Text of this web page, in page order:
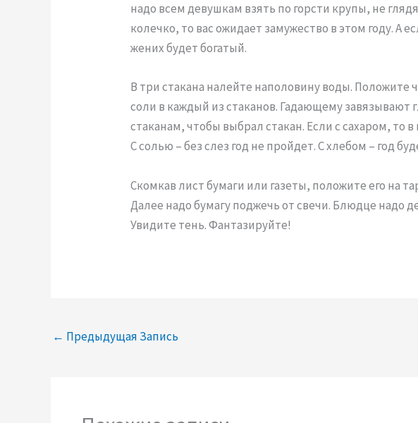
надо всем девушкам взять по горсти крупы, не
колечко, то вас ожидает замужество в этом году. А
жених будет богатый.
В три стакана налейте наполовину воды. Положите
соли в каждый из стаканов. Гадающему завязывают
стаканам, чтобы выбрал стакан. Если с сахаром, то в
С солью – без слез год не пройдет. С хлебом – год
Скомкав лист бумаги или газеты, положите его на
Далее надо бумагу поджечь от свечи. Блюдце надо
Увидите тень. Фантазируйте!
← Предыдущая Запись